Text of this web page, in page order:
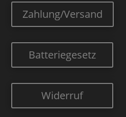
Zahlung/Versand
Batteriegesetz
Widerruf